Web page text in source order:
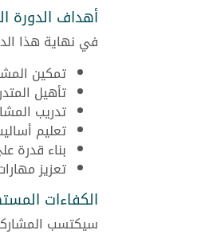
أهداف الدورة
في نهاية هذا
تمكين
تأهيل
تدريب
تعليم
بناء قدرة
تعزيز
الكفاءات
سيكتسب